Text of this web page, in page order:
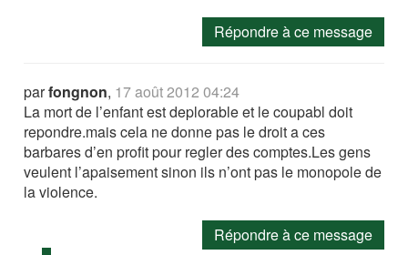
Répondre à ce message
parfongnon, 17 août 2012 04:24
La mort de l’enfant est deplorable et le coupabl doit
repondre.mais cela ne donne pas le droit a ces
barbares d’en profit pour regler des comptes.Les gens
veulent l’apaisement sinon ils n’ont pas le monopole de
la violence.
Répondre à ce message